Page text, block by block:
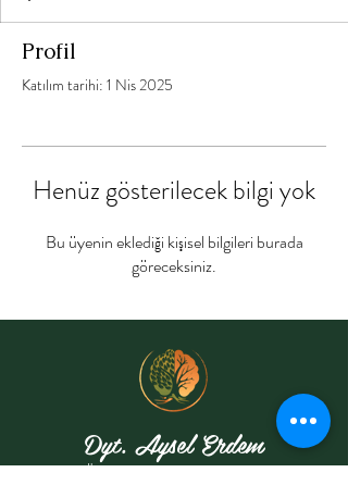
Profil
Katılım tarihi: 1 Nis 2025
Henüz gösterilecek bilgi yok
Bu üyenin eklediği kişisel bilgileri burada
göreceksiniz.
Dyt. Aysel Erdem
Özel Sağlık Meslek Hizmet